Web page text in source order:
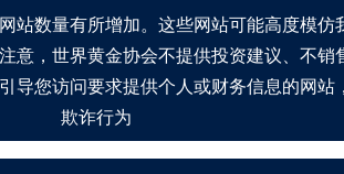
站数量有所增加。这些网站可能高度模仿
意，世界黄金协会不提供投资建议、不销
导您访问要求提供个人或财务信息的网站
欺诈行为